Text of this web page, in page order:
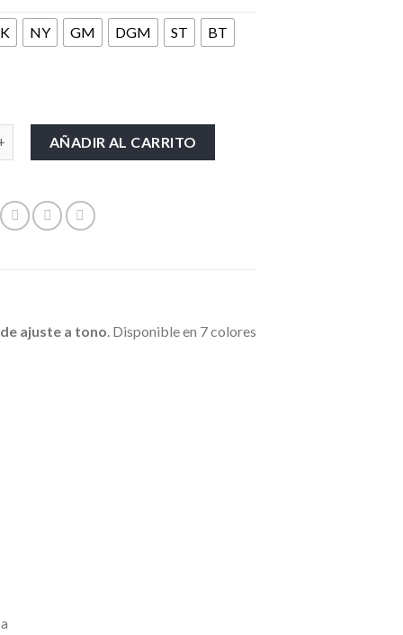
NY GM DGM ST
BT
cantidadAÑADIR AL CARRITO
ajuste a tono . Disponible en 7 colores